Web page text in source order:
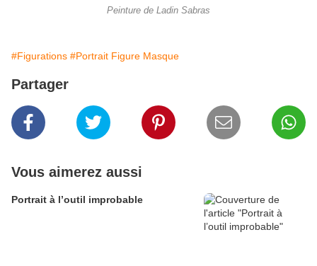
Peinture de Ladin Sabras
#Figurations #Portrait Figure Masque
Partager
Vous aimerez aussi
Portrait à l’outil improbable